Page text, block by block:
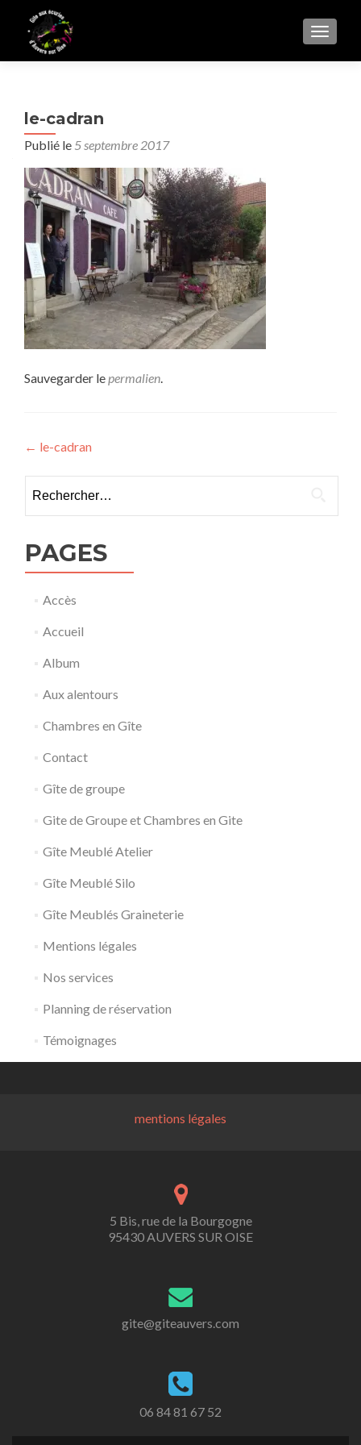
le-cadran
Publié le 5 septembre 2017
Sauvegarder lepermalien.
Navigation
de
l’article
← le-cadran
PAGES
Accès
Accueil
Album
Aux alentours
Chambres en Gîte
Contact
Gîte de groupe
Gite de Groupe et Chambres en Gite
Gîte Meublé Atelier
Gîte Meublé Silo
Gîte Meublés Graineterie
Mentions légales
Nos services
Planning de réservation
Témoignages
mentions légales
5 Bis, rue de la Bourgogne
95430 AUVERS SUR OISE
gite@giteauvers.com
06 84 81 67 52